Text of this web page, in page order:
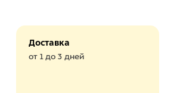
Доставка
от 1 до 3 дней